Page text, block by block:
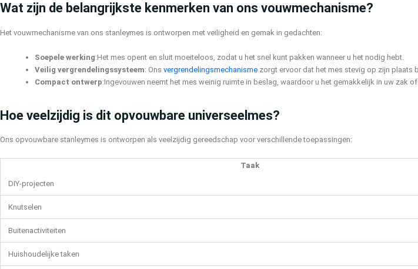
Wat zijn de belangrijkste kenmerken van ons vouwmechanisme?
Het vouwmechanisme van ons stanleymes is ontworpen met veiligheid en gemak in gedachten:
Soepele werking:Het mes opent en sluit moeiteloos, zodat u het snel kunt pakken wanneer u het nodig hebt.
Veilig vergrendelingssysteem: Ons vergrendelingsmechanisme zorgt ervoor dat het mes stevig op zijn plaats
Compact ontwerp:Ingevouwen neemt het mes weinig ruimte in beslag, waardoor u het gemakkelijk in uw zak
Hoe veelzijdig is dit opvouwbare universeelmes?
Ons opvouwbare stanleymes is ontworpen als veelzijdig gereedschap voor verschillende toepassingen:
Taak
DIY-projecten
Knutselen
Buitenactiviteiten
Huishoudelijke taken